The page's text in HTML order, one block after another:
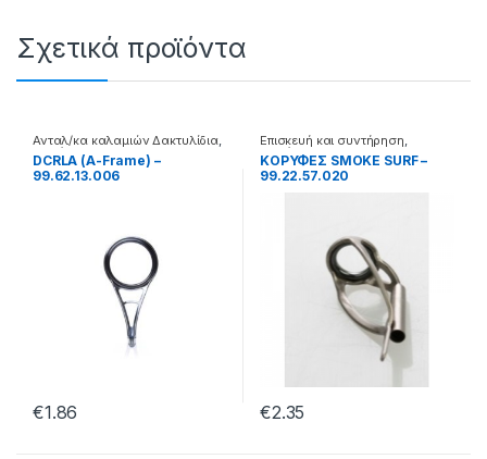
Σχετικά προϊόντα
Ανταλ/κα καλαμιών Δακτυλίδια
Καλάμια
DCRLA (A-Frame) –
99.62.13.006
€1.86
Επισκευή και συντήρηση
Καλάμια
ΚΟΡΥΦΕΣ SMOKE SURF –
99.22.57.020
€2.35